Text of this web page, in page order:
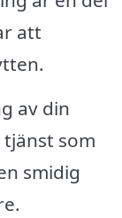
att
av din
som
smidig